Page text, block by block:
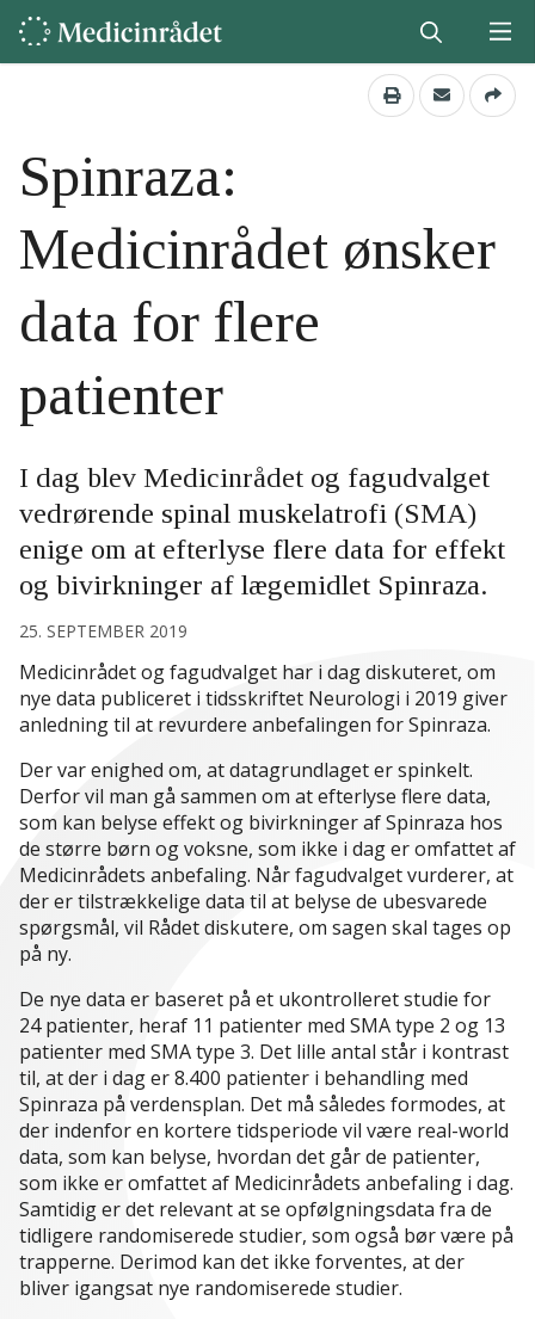
Spinraza:
Medicinrådet ønsker
data for flere
patienter
I dag blev Medicinrådet og fagudvalget
vedrørende spinal muskelatrofi (SMA)
enige om at efterlyse flere data for effekt
og bivirkninger af lægemidlet Spinraza.
25. SEPTEMBER 2019
Medicinrådet og fagudvalget har i dag diskuteret, om
nye data publiceret i tidsskriftet Neurologi i 2019 giver
anledning til at revurdere anbefalingen for Spinraza.
Der var enighed om, at datagrundlaget er spinkelt.
Derfor vil man gå sammen om at efterlyse flere data,
som kan belyse effekt og bivirkninger af Spinraza hos
de større børn og voksne, som ikke i dag er omfattet af
Medicinrådets anbefaling. Når fagudvalget vurderer, at
der er tilstrækkelige data til at belyse de ubesvarede
spørgsmål, vil Rådet diskutere, om sagen skal tages op
på ny.
De nye data er baseret på et ukontrolleret studie for
24 patienter, heraf 11 patienter med SMA type 2 og 13
patienter med SMA type 3. Det lille antal står i kontrast
til, at der i dag er 8.400 patienter i behandling med
Spinraza på verdensplan. Det må således formodes, at
der indenfor en kortere tidsperiode vil være real-world
data, som kan belyse, hvordan det går de patienter,
som ikke er omfattet af Medicinrådets anbefaling i dag.
Samtidig er det relevant at se opfølgningsdata fra de
tidligere randomiserede studier, som også bør være på
trapperne. Derimod kan det ikke forventes, at der
bliver igangsat nye randomiserede studier.